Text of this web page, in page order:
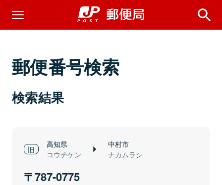
郵便番号検索
検索結果
高知県
コウチケン
中村市
ナカムラシ
787-0775